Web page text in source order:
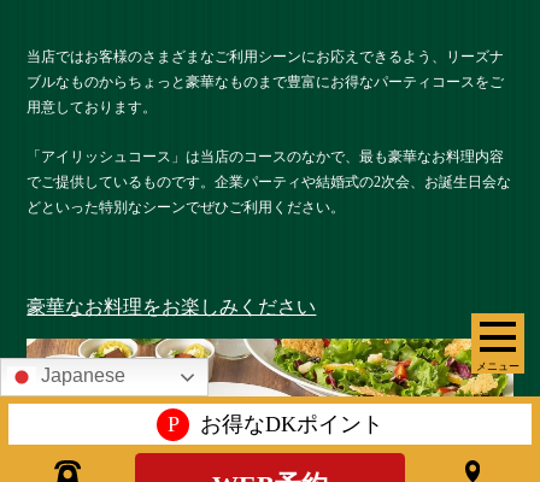
メニュー
当店ではお客様のさまざまなご利用シーンにお応えできるよう、リーズナ
ブルなものからちょっと豪華なものまで豊富にお得なパーティコースをご
用意しております。
「アイリッシュコース」は当店のコースのなかで、最も豪華なお料理内容
でご提供しているものです。企業パーティや結婚式の2次会、お誕生日会な
どといった特別なシーンでぜひご利用ください。
豪華なお料理をお楽しみください
Japanese
P お得なDKポイント